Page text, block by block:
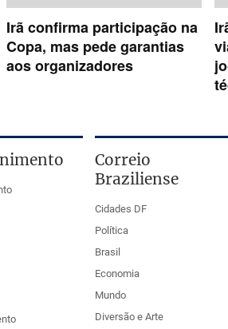
Correio
Braziliense
Cidades DF
Política
Brasil
Economia
Mundo
Diversão e Arte